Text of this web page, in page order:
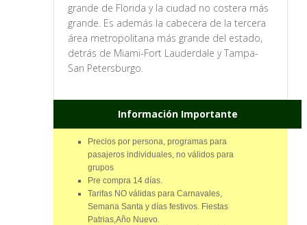
grande de Florida y la ciudad no costera más
grande. Es además la cabecera de la tercera
área metropolitana más grande del estado,
detrás de Miami-Fort Lauderdale y Tampa-
San Petersburgo.
Información Importante
Precios por persona, programas para
pasajeros individuales, no válidos para
grupos
Pre compra 14 días.
Tarifas NO válidas para Carnavales,
Semana Santa y días festivos. Fiestas
Patrias,Año Nuevo.